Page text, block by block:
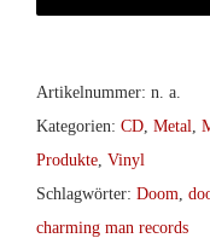
Artikelnummer: n. a.
Kategorien: CD Metal
Produkte Vinyl
Schlagwörter: Doom
charming man records